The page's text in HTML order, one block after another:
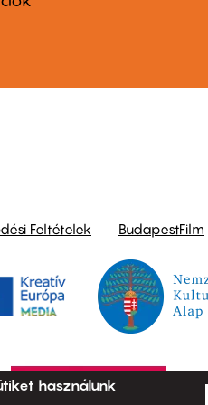
Feltételek BudapestFilm
használunk